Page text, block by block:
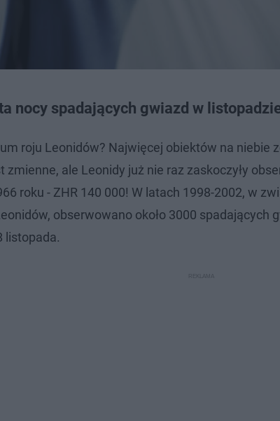
nocy spadających gwiazd w
roju Leonidów? Najwięcej obiektów na niebie
zmienne, ale Leonidy już nie raz zaskoczyły
roku - ZHR 140 000! W latach 1998-2002, w
obserwowano około 3000 spadających
listopada.